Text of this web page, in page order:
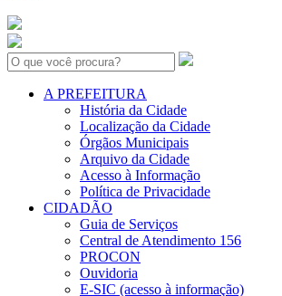
Search:
A PREFEITURA
História da Cidade
Localização da Cidade
Órgãos Municipais
Arquivo da Cidade
Acesso à Informação
Política de Privacidade
CIDADÃO
Guia de Serviços
Central de Atendimento 156
PROCON
Ouvidoria
E-SIC (acesso à informação)